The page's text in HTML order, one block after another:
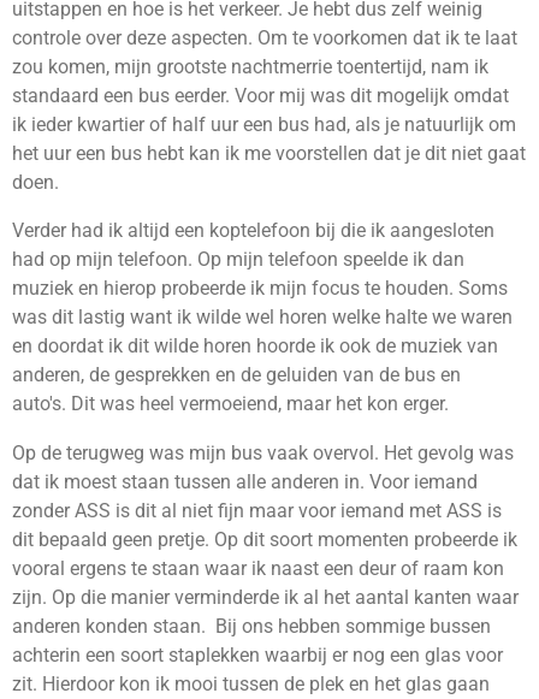
uitstappen en hoe is het verkeer. Je hebt dus zelf weinig
controle over deze aspecten. Om te voorkomen dat ik te laat
zou komen, mijn grootste nachtmerrie toentertijd, nam ik
standaard een bus eerder. Voor mij was dit mogelijk omdat
ik ieder kwartier of half uur een bus had, als je natuurlijk om
het uur een bus hebt kan ik me voorstellen dat je dit niet gaat
doen.
Verder had ik altijd een koptelefoon bij die ik aangesloten
had op mijn telefoon. Op mijn telefoon speelde ik dan
muziek en hierop probeerde ik mijn focus te houden. Soms
was dit lastig want ik wilde wel horen welke halte we waren
en doordat ik dit wilde horen hoorde ik ook de muziek van
anderen, de gesprekken en de geluiden van de bus en
auto's. Dit was heel vermoeiend, maar het kon erger.
Op de terugweg was mijn bus vaak overvol. Het gevolg was
dat ik moest staan tussen alle anderen in. Voor iemand
zonder ASS is dit al niet fijn maar voor iemand met ASS is
dit bepaald geen pretje. Op dit soort momenten probeerde ik
vooral ergens te staan waar ik naast een deur of raam kon
zijn. Op die manier verminderde ik al het aantal kanten waar
anderen konden staan. Bij ons hebben sommige bussen
achterin een soort staplekken waarbij er nog een glas voor
zit. Hierdoor kon ik mooi tussen de plek en het glas gaan